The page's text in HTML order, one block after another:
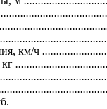
км/ч